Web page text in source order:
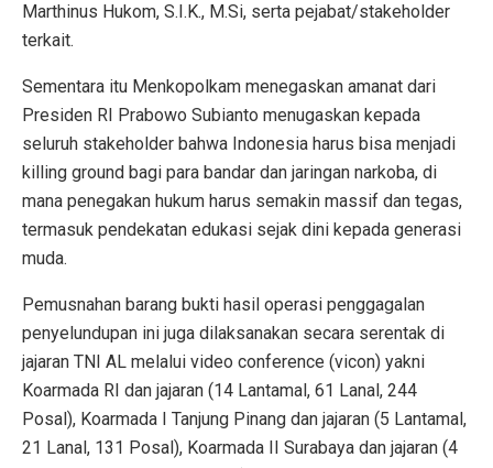
Marthinus Hukom, S.I.K., M.Si, serta pejabat/stakeholder
terkait.
Sementara itu Menkopolkam menegaskan amanat dari
Presiden RI Prabowo Subianto menugaskan kepada
seluruh stakeholder bahwa Indonesia harus bisa menjadi
killing ground bagi para bandar dan jaringan narkoba, di
mana penegakan hukum harus semakin massif dan tegas,
termasuk pendekatan edukasi sejak dini kepada generasi
muda.
Pemusnahan barang bukti hasil operasi penggagalan
penyelundupan ini juga dilaksanakan secara serentak di
jajaran TNI AL melalui video conference (vicon) yakni
Koarmada RI dan jajaran (14 Lantamal, 61 Lanal, 244
Posal), Koarmada I Tanjung Pinang dan jajaran (5 Lantamal,
21 Lanal, 131 Posal), Koarmada II Surabaya dan jajaran (4